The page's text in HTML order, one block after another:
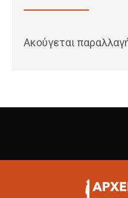
Ακούγεται